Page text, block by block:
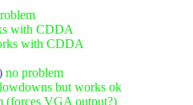
with CDDA
with CDDA
no problem
but works ok
(forces VGA output?)